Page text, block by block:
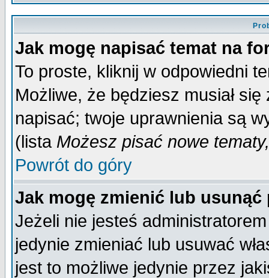
Jak mogę napisać temat na
To proste, kliknij w odpowiedni
Możliwe, że będziesz musiał
napisać; twoje uprawnienia są
(lista Możesz pisać nowe
Powrót do góry
Jak mogę zmienić lub usunąć
Jeżeli nie jesteś
jedynie zmieniać lub usuwać
jest to możliwe jedynie przez